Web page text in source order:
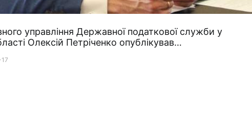
управління Державної податкової служби у
Олексій Петріченко опублікував…